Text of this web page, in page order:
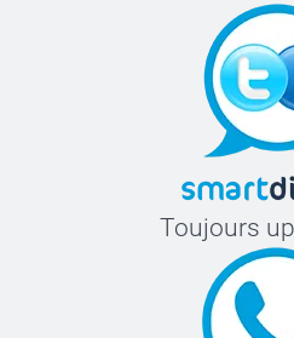
Toujours